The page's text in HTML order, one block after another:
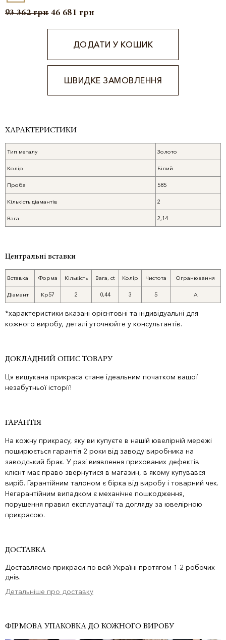
93 362грн 46 681 грн
ДОДАТИ У КОШИК
ШВИДКЕ ЗАМОВЛЕННЯ
ХАРАКТЕРИСТИКИ
Тип металу Золото
Колір Білий
Проба 585
Кількість діамантів 2
Вага 2,14
Центральні вставки
Вставка Форма Кількість Вага, ct Колір Чистота Огранювання
Діамант Кр57 2 0,44 3 5 А
*характеристики вказані орієнтовні та індивідуальні для
кожного виробу, деталі уточнюйте у консультантів.
ДОКЛАДНИЙ ОПИС ТОВАРУ
Ця вишукана прикраса стане ідеальним початком вашої
незабутньої історії!
ГАРАНТІЯ
На кожну прикрасу, яку ви купуєте в нашій ювелірній мережі
поширюється гарантія 2 роки від заводу виробника на
заводський брак. У разі виявлення прихованих дефектів
клієнт має право звернутися в магазин, в якому купувався
виріб. Гарантійним талоном є бірка від виробу і товарний чек.
Негарантійним випадком є механічне пошкодження,
порушення правил експлуатації та догляду за ювелірною
прикрасою.
ДОСТАВКА
Доставляємо прикраси по всій Україні протягом 1-2 робочих
днів.
Детальніше про доставку
ФІРМОВА УПАКОВКА ДО КОЖНОГО ВИРОБУ